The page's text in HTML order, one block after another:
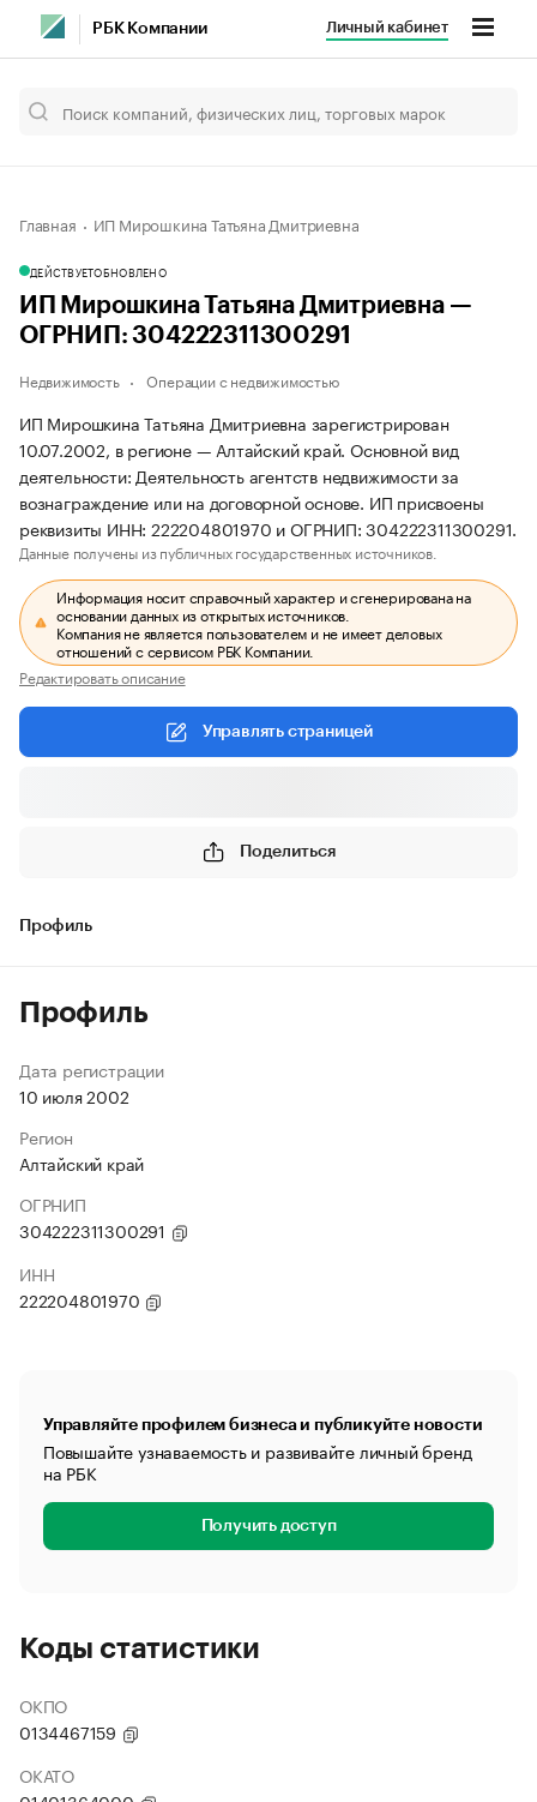
РБК Компании Личный кабинет
Главная ИП Мирошкина Татьяна Дмитриевна
ДЕЙСТВУЕТОБНОВЛЕНО
ИП Мирошкина Татьяна Дмитриевна —
ОГРНИП: 304222311300291
Недвижимость Операции с недвижимостью
ИП Мирошкина Татьяна Дмитриевна зарегистрирован
10.07.2002, в регионе — Алтайский край. Основной вид
деятельности: Деятельность агентств недвижимости за
вознаграждение или на договорной основе. ИП присвоены
реквизиты ИНН: 222204801970 и ОГРНИП: 304222311300291.
Данные получены из публичных государственных источников.
Информация носит справочный характер и сгенерирована на
основании данных из открытых источников.
Компания не является пользователем и не имеет деловых
отношений с сервисом РБК Компании.
Редактировать описание
Управлять страницей
Поделиться
Профиль
Профиль
Дата регистрации
10 июля 2002
Регион
Алтайский край
ОГРНИП
304222311300291
ИНН
222204801970
Управляйте профилем бизнеса и публикуйте новости
Повышайте узнаваемость и развивайте личный бренд
на РБК
Получить доступ
Коды статистики
ОКПО
0134467159
ОКАТО